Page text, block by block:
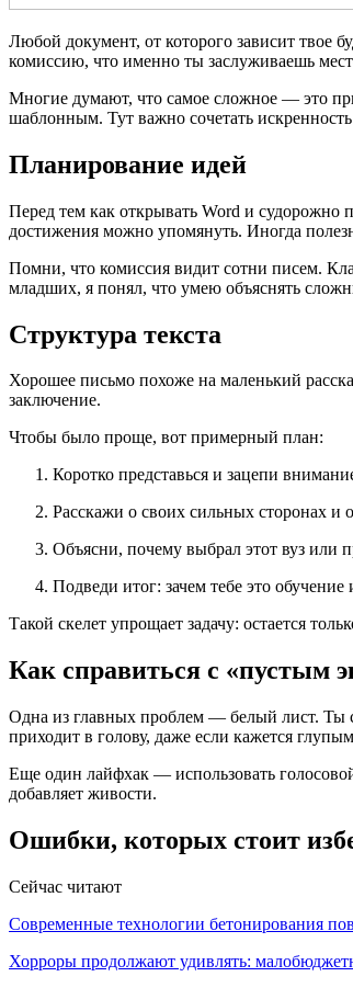
Любой документ, от которого зависит твое
комиссию, что именно ты заслуживаешь
Многие думают, что самое сложное — это
шаблонным. Тут важно сочетать
Планирование идей
Перед тем как открывать Word и судорожно
достижения можно упомянуть. Иногда
Помни, что комиссия видит сотни писем.
младших, я понял, что умею объяснять
Структура текста
Хорошее письмо похоже на маленький
заключение.
Чтобы было проще, вот примерный план:
Коротко представься и зацепи
Расскажи о своих сильных сторонах и
Объясни, почему выбрал этот вуз или
Подведи итог: зачем тебе это
Такой скелет упрощает задачу: остается
Как справиться с «пустым
Одна из главных проблем — белый лист. Ты
приходит в голову, даже если кажется
Еще один лайфхак — использовать
добавляет живости.
Ошибки, которых стоит
Сейчас читают
Современные технологии бетонирования
Хорроры продолжают удивлять: